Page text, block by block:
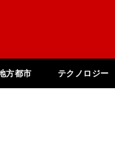
方都市 テクノロジー